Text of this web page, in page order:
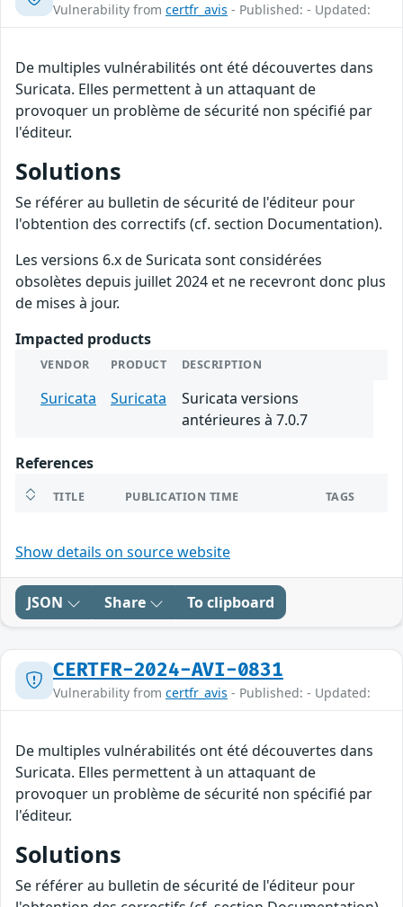
Vulnerability from certfr_avis - Published: - Updated:
De multiples vulnérabilités ont été découvertes dans
Suricata. Elles permettent à un attaquant de
provoquer un problème de sécurité non spécifié par
l'éditeur.
Solutions
Se référer au bulletin de sécurité de l'éditeur pour
l'obtention des correctifs (cf. section Documentation).
Les versions 6.x de Suricata sont considérées
obsolètes depuis juillet 2024 et ne recevront donc plus
de mises à jour.
Impacted products
VENDOR PRODUCT DESCRIPTION
Suricata Suricata
Suricata versions
antérieures à 7.0.7
References
TITLE PUBLICATION TIME TAGS
Show details on source website
JSON Share To clipboard
CERTFR-2024-AVI-0831
Vulnerability from certfr_avis - Published: - Updated:
De multiples vulnérabilités ont été découvertes dans
Suricata. Elles permettent à un attaquant de
provoquer un problème de sécurité non spécifié par
l'éditeur.
Solutions
Se référer au bulletin de sécurité de l'éditeur pour